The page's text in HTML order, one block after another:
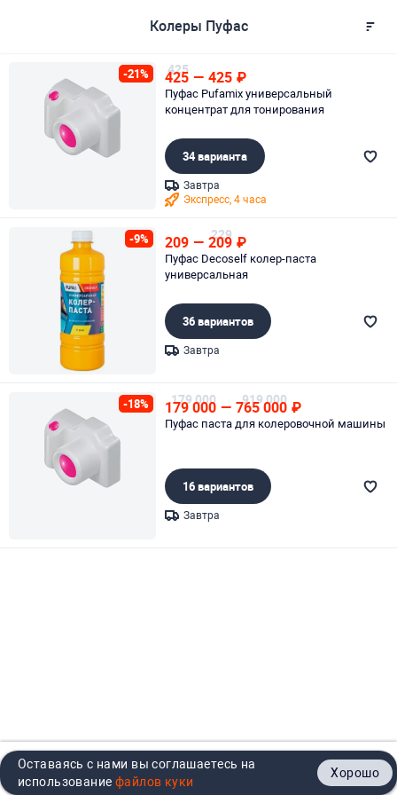
Главная Каталог Кабинет Контакты
Колеры Пуфас
-21% 425
425 — 425 ₽
Пуфас Pufamix универсальный
концентрат для тонирования
34 варианта
Завтра
Экспресс, 4 часа
-9% 209 — 229
209 ₽
Пуфас Decoself колер-паста
универсальная
36 вариантов
Завтра
-18% 179 000
179 000 — 919 000
765 000 ₽
Пуфас паста для колеровочной машины
16 вариантов
Завтра
Оставаясь с нами вы соглашаетесь на
использование
Хорошо